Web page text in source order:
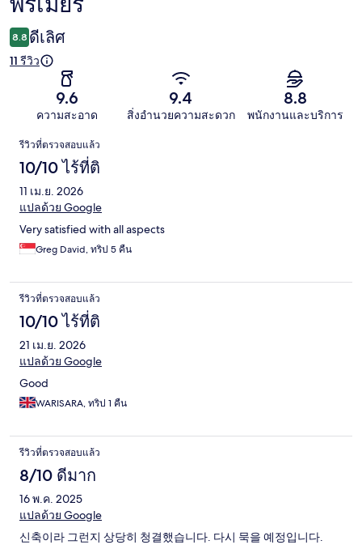
8.8 ดีเลิศ
11 รีวิว
9.6
ความสะอาด
9.4
สิ่งอำนวยความสะดวก
8.8
พนักงานและบริการ
รีวิว
รีวิวที่ตรวจสอบแล้ว
10/10 ไร้ที่ติ
11 เม.ย. 2026
แปลด้วย Google
Very satisfied with all aspects
Greg David, ทริป 5 คืน
รีวิวที่ตรวจสอบแล้ว
10/10 ไร้ที่ติ
21 เม.ย. 2026
แปลด้วย Google
Good
WARISARA, ทริป 1 คืน
รีวิวที่ตรวจสอบแล้ว
8/10 ดีมาก
16 พ.ค. 2025
แปลด้วย Google
신축이라 그런지 상당히 청결했습니다. 다시 묵을 예정입니다.